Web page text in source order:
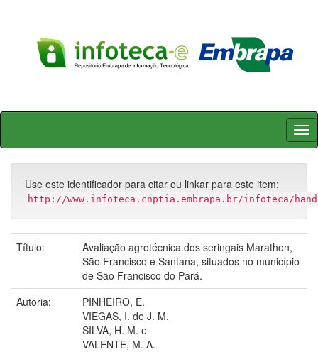
Skip
Use este identificador para citar ou linkar para este item:
http://www.infoteca.cnptia.embrapa.br/infoteca/
Título:
Avaliação agrotécnica dos seringais Marathon,
São Francisco e Santana, situados no município
de São Francisco do Pará.
Autoria:
PINHEIRO, E.
VIEGAS, I. de J. M.
SILVA, H. M. e
VALENTE, M. A.